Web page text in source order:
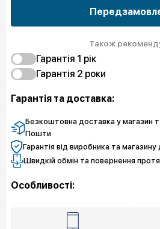
Також
Гарантія 1 рiк
Захист від браку
Чистий спокій
Гарантія 2 роки
Захист екрану
Чистий спокій
Гарантія та доставка:
Безкоштовна доставка у магазин
Пошти
Гарантія від виробника та магазину
Швидкій обмін та повернення
Особливості: